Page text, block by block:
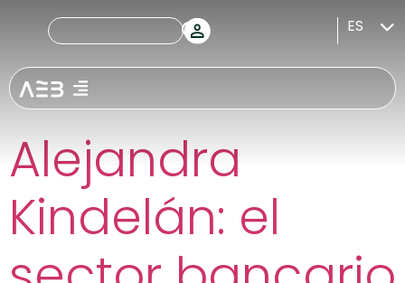
ES
Etiquetas:Día
de la mujer
Alejandra
Kindelán: el